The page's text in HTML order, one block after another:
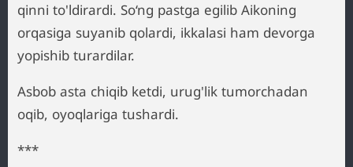
qinni to'ldirardi. So‘ng pastga egilib Aikoning
orqasiga suyanib qolardi, ikkalasi ham devorga
yopishib turardilar.
Asbob asta chiqib ketdi, urug'lik tumorchadan
oqib, oyoqlariga tushardi.
***